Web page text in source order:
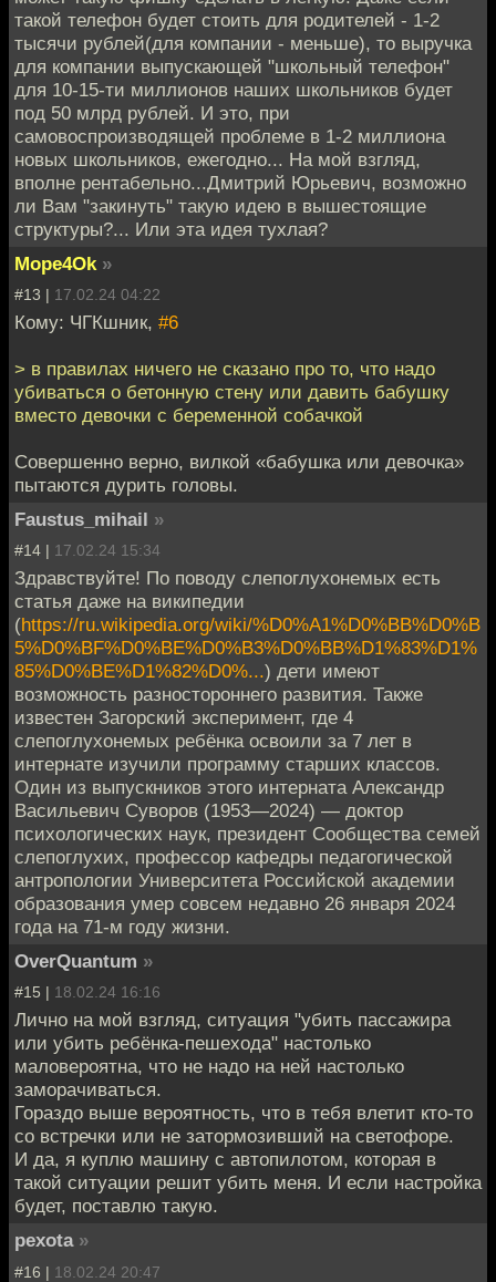
такой телефон будет стоить для родителей - 1-2
тысячи рублей(для компании - меньше), то выручка
для компании выпускающей "школьный телефон"
для 10-15-ти миллионов наших школьников будет
под 50 млрд рублей. И это, при
самовоспроизводящей проблеме в 1-2 миллиона
новых школьников, ежегодно... На мой взгляд,
вполне рентабельно...Дмитрий Юрьевич, возможно
ли Вам "закинуть" такую идею в вышестоящие
структуры?... Или эта идея тухлая?
Mope4Ok »
#13 | 17.02.24 04:22
Кому: ЧГКшник, #6
> в правилах ничего не сказано про то, что надо
убиваться о бетонную стену или давить бабушку
вместо девочки с беременной собачкой
Совершенно верно, вилкой «бабушка или девочка»
пытаются дурить головы.
Faustus_mihail »
#14 | 17.02.24 15:34
Здравствуйте! По поводу слепоглухонемых есть
статья даже на википедии
(https://ru.wikipedia.org/wiki/%D0%A1%D0%BB%D0%B
5%D0%BF%D0%BE%D0%B3%D0%BB%D1%83%D1%
85%D0%BE%D1%82%D0%...) дети имеют
возможность разностороннего развития. Также
известен Загорский эксперимент, где 4
слепоглухонемых ребёнка освоили за 7 лет в
интернате изучили программу старших классов.
Один из выпускников этого интерната Александр
Васильевич Суворов (1953—2024) — доктор
психологических наук, президент Сообщества семей
слепоглухих, профессор кафедры педагогической
антропологии Университета Российской академии
образования умер совсем недавно 26 января 2024
года на 71-м году жизни.
OverQuantum »
#15 | 18.02.24 16:16
Лично на мой взгляд, ситуация "убить пассажира
или убить ребёнка-пешехода" настолько
маловероятна, что не надо на ней настолько
заморачиваться.
Гораздо выше вероятность, что в тебя влетит кто-то
со встречки или не затормозивший на светофоре.
И да, я куплю машину с автопилотом, которая в
такой ситуации решит убить меня. И если настройка
будет, поставлю такую.
pexota »
#16 | 18.02.24 20:47